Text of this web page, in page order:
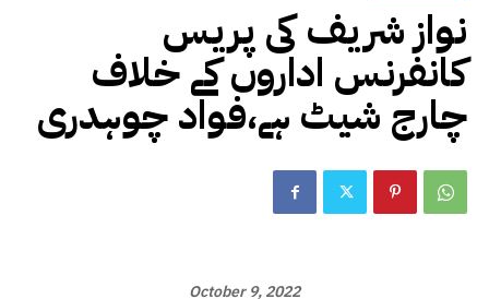
نواز شریف کی پریس
کانفرنس اداروں کے خلاف
چارج شیٹ ہے،فواد چوہدری
October 9, 2022